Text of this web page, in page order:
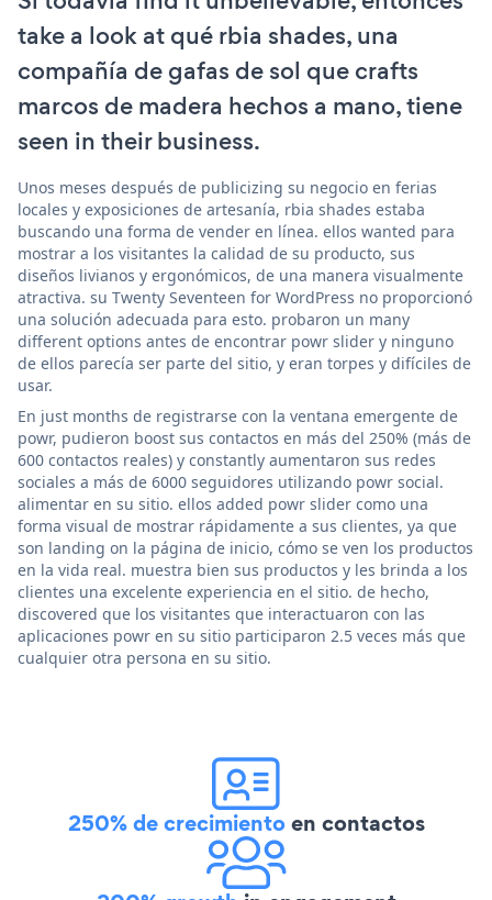
take a look at qué rbia shades, una
compañía de gafas de sol que crafts
marcos de madera hechos a mano, tiene
seen in their business.
Unos meses después de publicizing su negocio en ferias
locales y exposiciones de artesanía, rbia shades estaba
buscando una forma de vender en línea. ellos wanted para
mostrar a los visitantes la calidad de su producto, sus
diseños livianos y ergonómicos, de una manera visualmente
atractiva. su Twenty Seventeen for WordPress no proporcionó
una solución adecuada para esto. probaron un many
different options antes de encontrar powr slider y ninguno
de ellos parecía ser parte del sitio, y eran torpes y difíciles de
usar.
En just months de registrarse con la ventana emergente de
powr, pudieron boost sus contactos en más del 250% (más de
600 contactos reales) y constantly aumentaron sus redes
sociales a más de 6000 seguidores utilizando powr social.
alimentar en su sitio. ellos added powr slider como una
forma visual de mostrar rápidamente a sus clientes, ya que
son landing on la página de inicio, cómo se ven los productos
en la vida real. muestra bien sus productos y les brinda a los
clientes una excelente experiencia en el sitio. de hecho,
discovered que los visitantes que interactuaron con las
aplicaciones powr en su sitio participaron 2.5 veces más que
cualquier otra persona en su sitio.
250% de crecimientoen contactos